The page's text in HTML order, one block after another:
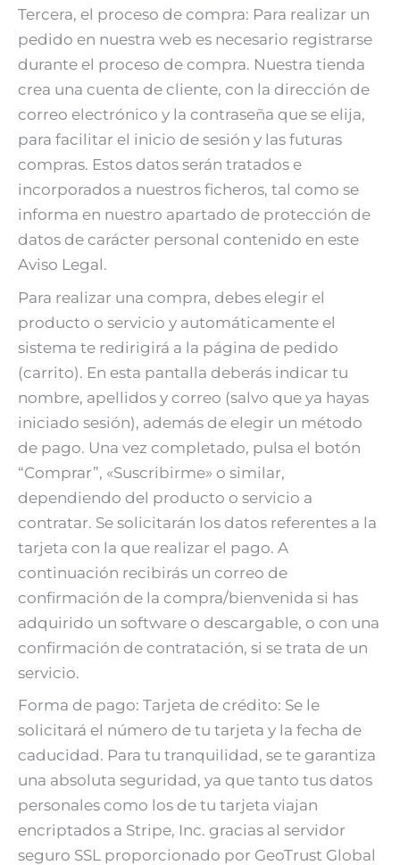
Tercera, el proceso de compra: Para realizar un
pedido en nuestra web es necesario registrarse
durante el proceso de compra. Nuestra tienda
crea una cuenta de cliente, con la dirección de
correo electrónico y la contraseña que se elija,
para facilitar el inicio de sesión y las futuras
compras. Estos datos serán tratados e
incorporados a nuestros ficheros, tal como se
informa en nuestro apartado de protección de
datos de carácter personal contenido en este
Aviso Legal.
Para realizar una compra, debes elegir el
producto o servicio y automáticamente el
sistema te redirigirá a la página de pedido
(carrito). En esta pantalla deberás indicar tu
nombre, apellidos y correo (salvo que ya hayas
iniciado sesión), además de elegir un método
de pago. Una vez completado, pulsa el botón
“Comprar”, «Suscribirme» o similar,
dependiendo del producto o servicio a
contratar. Se solicitarán los datos referentes a la
tarjeta con la que realizar el pago. A
continuación recibirás un correo de
confirmación de la compra/bienvenida si has
adquirido un software o descargable, o con una
confirmación de contratación, si se trata de un
servicio.
Forma de pago: Tarjeta de crédito: Se le
solicitará el número de tu tarjeta y la fecha de
caducidad. Para tu tranquilidad, se te garantiza
una absoluta seguridad, ya que tanto tus datos
personales como los de tu tarjeta viajan
encriptados a Stripe, Inc. gracias al servidor
seguro SSL proporcionado por GeoTrust Global